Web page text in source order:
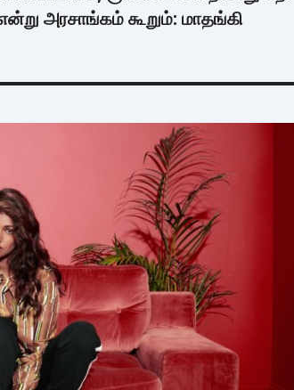
அரசாங்கம் கூறும்: மாதங்கி